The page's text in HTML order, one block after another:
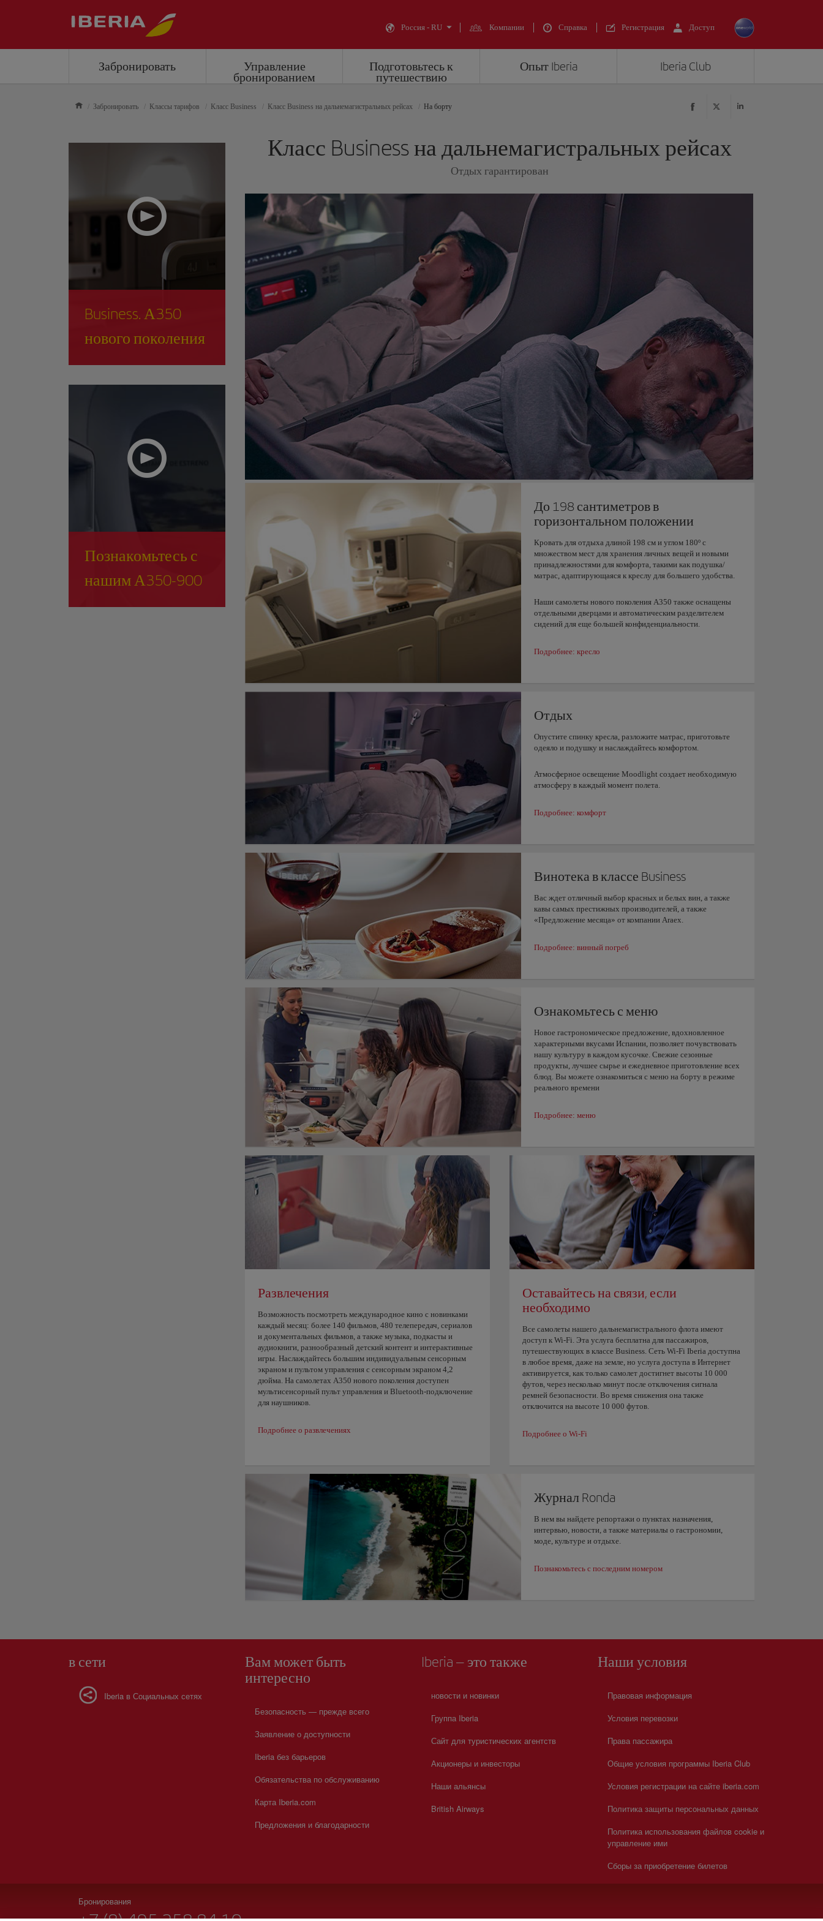
Россия - RU Компании Справка Регистрация Доступ
Забронировать Управление
бронированием
Подготовьтесь к
путешествию
Опыт Iberia Iberia Club
Забронировать Классы тарифов Класс Business Класс Business на дальнемагистральных рейсах На борту
Класс Business на дальнемагистральных рейсах
Отдых гарантирован
До 198 сантиметров в
горизонтальном положении
Кровать для отдыха длиной 198 см и углом 180º с
множеством мест для хранения личных вещей и новыми
принадлежностями для комфорта, такими как подушка/
матрас, адаптирующаяся к креслу для большего удобства.
Наши самолеты нового поколения A350 также оснащены
отдельными дверцами и автоматическим разделителем
сидений для еще большей конфиденциальности.
Подробнее: кресло
Отдых
Опустите спинку кресла, разложите матрас, приготовьте
одеяло и подушку и наслаждайтесь комфортом.
Атмосферное освещение Moodlight создает необходимую
атмосферу в каждый момент полета.
Подробнее: комфорт
Винотека в классе Business
Вас ждет отличный выбор красных и белых вин, а также
кавы самых престижных производителей, а также
«Предложение месяца» от компании Araex.
Подробнее: винный погреб
Ознакомьтесь с меню
Новое гастрономическое предложение, вдохновленное
характерными вкусами Испании, позволяет почувствовать
нашу культуру в каждом кусочке. Свежие сезонные
продукты, лучшее сырье и ежедневное приготовление всех
блюд. Вы можете ознакомиться с меню на борту в режиме
реального времени
Подробнее: меню
Развлечения
Возможность посмотреть международное кино с новинками
каждый месяц: более 140 фильмов, 480 телепередач, сериалов
и документальных фильмов, а также музыка, подкасты и
аудиокниги, разнообразный детский контент и интерактивные
игры. Наслаждайтесь большим индивидуальным сенсорным
экраном и пультом управления с сенсорным экраном 4,2
дюйма. На самолетах A350 нового поколения доступен
мультисенсорный пульт управления и Bluetooth-подключение
для наушников.
Подробнее о развлечениях
Оставайтесь на связи, если
необходимо
Все самолеты нашего дальнемагистрального флота имеют
доступ к Wi-Fi. Эта услуга бесплатна для пассажиров,
путешествующих в классе Business. Сеть Wi-Fi Iberia доступна
в любое время, даже на земле, но услуга доступа в Интернет
активируется, как только самолет достигнет высоты 10 000
футов, через несколько минут после отключения сигнала
ремней безопасности. Во время снижения она также
отключится на высоте 10 000 футов.
Подробнее о Wi-Fi
Журнал Ronda
В нем вы найдете репортажи о пунктах назначения,
интервью, новости, а также материалы о гастрономии,
моде, культуре и отдыхе.
Познакомьтесь с последним номером
Business. А350
нового поколения
Познакомьтесь с
нашим А350-900
в сети
Iberia в Социальных сетях
Вам может быть
интересно
Безопасность — прежде всего
Заявление о доступности
Iberia без барьеров
Обязательства по обслуживанию
Карта Iberia.com
Предложения и благодарности
Iberia – это также
новости и новинки
Группа Iberia
Сайт для туристических агентств
Акционеры и инвесторы
Наши альянсы
British Airways
Наши условия
Правовая информация
Условия перевозки
Права пассажира
Общие условия программы Iberia Club
Условия регистрации на сайте iberia.com
Политика защиты персональных данных
Политика использования файлов cookie и
управление ими
Сборы за приобретение билетов
Бронирования